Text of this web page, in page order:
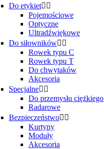
Do etykiet 
Pojemościowe
Optyczne
Ultradźwiękowe
Do siłowników 
Rowek typu C
Rowek typu T
Do chwytaków
Akcesoria
Specjalne 
Do przemysłu ciężkiego
Radarowe
Bezpieczeństwo 
Kurtyny
Moduły
Akcesoria